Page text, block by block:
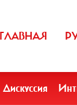
ГЛАВНАЯ
Дискуссия